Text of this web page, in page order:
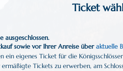
Ticket
ausgeschlossen.
sowie vor Ihrer Anreise überaktuelle
ein eigenes Ticket für die
Tickets zu erwerben, am